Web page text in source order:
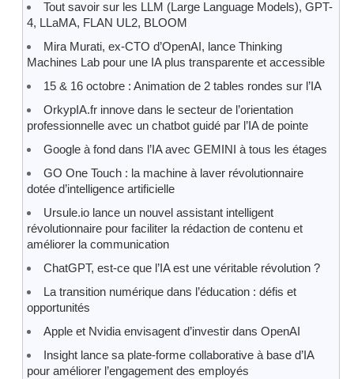
Tout savoir sur les LLM (Large Language Models), GPT-
4, LLaMA, FLAN UL2, BLOOM
Mira Murati, ex-CTO d’OpenAI, lance Thinking
Machines Lab pour une IA plus transparente et accessible
15 & 16 octobre : Animation de 2 tables rondes sur l’IA
OrkypIA.fr innove dans le secteur de l’orientation
professionnelle avec un chatbot guidé par l’IA de pointe
Google à fond dans l’IA avec GEMINI à tous les étages
GO One Touch : la machine à laver révolutionnaire
dotée d’intelligence artificielle
Ursule.io lance un nouvel assistant intelligent
révolutionnaire pour faciliter la rédaction de contenu et
améliorer la communication
ChatGPT, est-ce que l’IA est une véritable révolution ?
La transition numérique dans l’éducation : défis et
opportunités
Apple et Nvidia envisagent d’investir dans OpenAI
Insight lance sa plate-forme collaborative à base d’IA
pour améliorer l’engagement des employés